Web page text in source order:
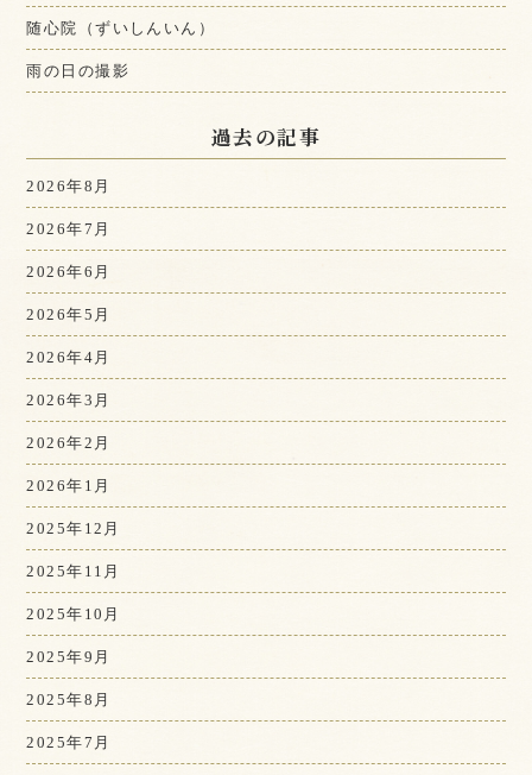
随心院（ずいしんいん）
雨の日の撮影
過去の記事
2026年8月
2026年7月
2026年6月
2026年5月
2026年4月
2026年3月
2026年2月
2026年1月
2025年12月
2025年11月
2025年10月
2025年9月
2025年8月
2025年7月